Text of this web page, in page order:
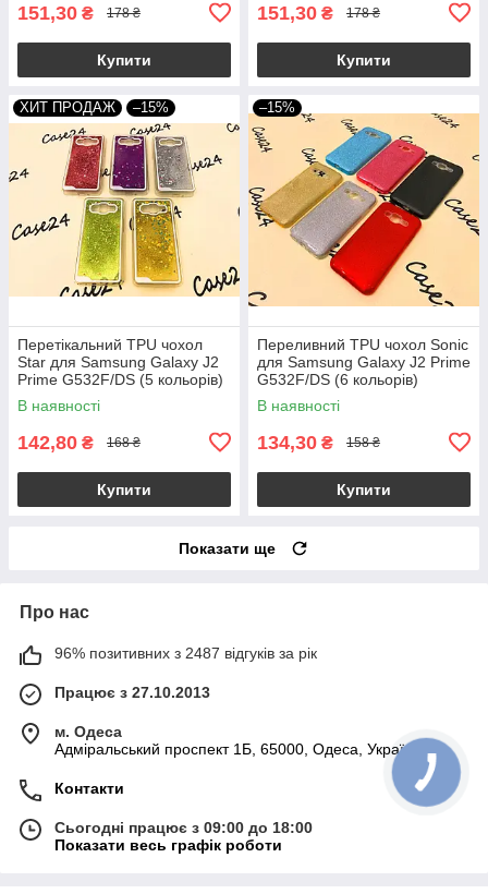
151,30 ₴ 178 ₴
Купити
151,30 ₴ 178 ₴
Купити
ХИТ ПРОДАЖ –15%
Перетікальний TPU чохол
Star для Samsung Galaxy J2
Prime G532F/DS (5 кольорів)
В наявності
142,80 ₴ 168 ₴
Купити
–15%
Переливний TPU чохол Sonic
для Samsung Galaxy J2 Prime
G532F/DS (6 кольорів)
В наявності
134,30 ₴ 158 ₴
Купити
Показати ще
Про нас
96% позитивних з 2487 відгуків за рік
Працює з 27.10.2013
м. Одеса
Адміральський проспект 1Б, 65000, Одеса, Україна
Контакти
Сьогодні працює з 09:00 до 18:00
Показати весь графік роботи